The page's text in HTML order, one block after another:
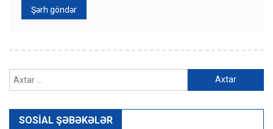
SOSIAL ŞƏBƏKƏLƏR